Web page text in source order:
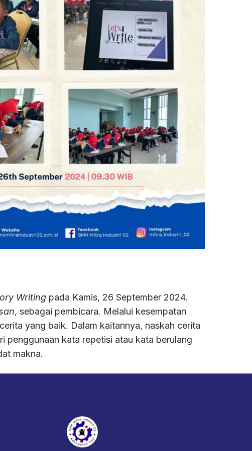
Writing pada Kamis, 26 September 2024.
, sebagai pembicara. Melalui kesempatan
yang baik. Dalam kaitannya, naskah cerita
penggunaan kata repetisi atau kata berulang
makna.